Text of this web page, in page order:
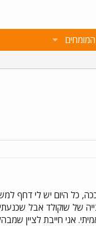
המומחים
כל היום יש לי דחף
של שוקולד אבל
אני חייבת לציין